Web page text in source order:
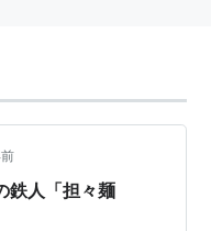
鉄人「担々麺